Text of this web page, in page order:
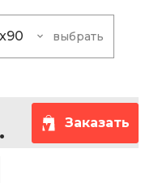
выбрать
2 880 грн.
80x130 5 670 грн.
135x100 7 380 грн.
Заказать